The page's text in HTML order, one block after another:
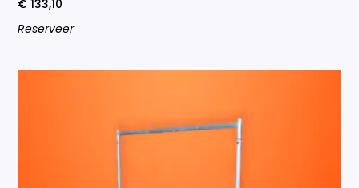
€ 133,10
Reserveer